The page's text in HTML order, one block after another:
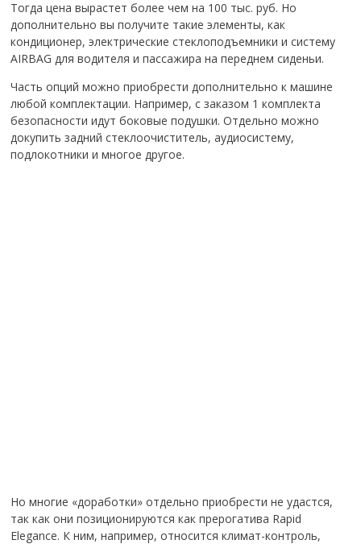
Тогда цена вырастет более чем на 100 тыс. руб. Но
дополнительно вы получите такие элементы, как
кондиционер, электрические стеклоподъемники и систему
AIRBAG для водителя и пассажира на переднем сиденьи.
Часть опций можно приобрести дополнительно к машине
любой комплектации. Например, с заказом 1 комплекта
безопасности идут боковые подушки. Отдельно можно
докупить задний стеклоочиститель, аудиосистему,
подлокотники и многое другое.
Но многие «доработки» отдельно приобрести не удастся,
так как они позиционируются как прерогатива Rapid
Elegance. К ним, например, относится климат-контроль,